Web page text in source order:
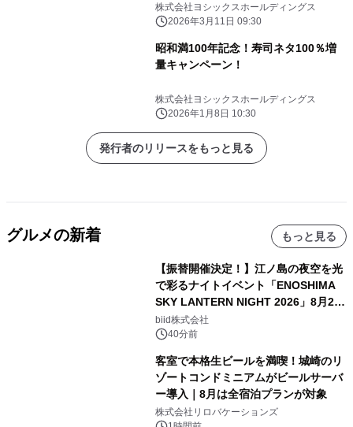
株式会社ヨシックスホールディングス
2026年3月11日 09:30
昭和満100年記念！寿司ネタ100％増
量キャンペーン！
株式会社ヨシックスホールディングス
2026年1月8日 10:30
発行者のリリースをもっと見る
グルメの新着 もっと見る
【振替開催決定！】江ノ島の夜空を光
で彩るナイトイベント「ENOSHIMA
SKY LANTERN NIGHT 2026」8月22
日(土)振替開催＆受付スタート！
biid株式会社
40分前
客室で本格生ビールを満喫！城崎のリ
ゾートコンドミニアムがビールサーバ
ー導入｜8月は全宿泊プランが対象
株式会社リロバケーションズ